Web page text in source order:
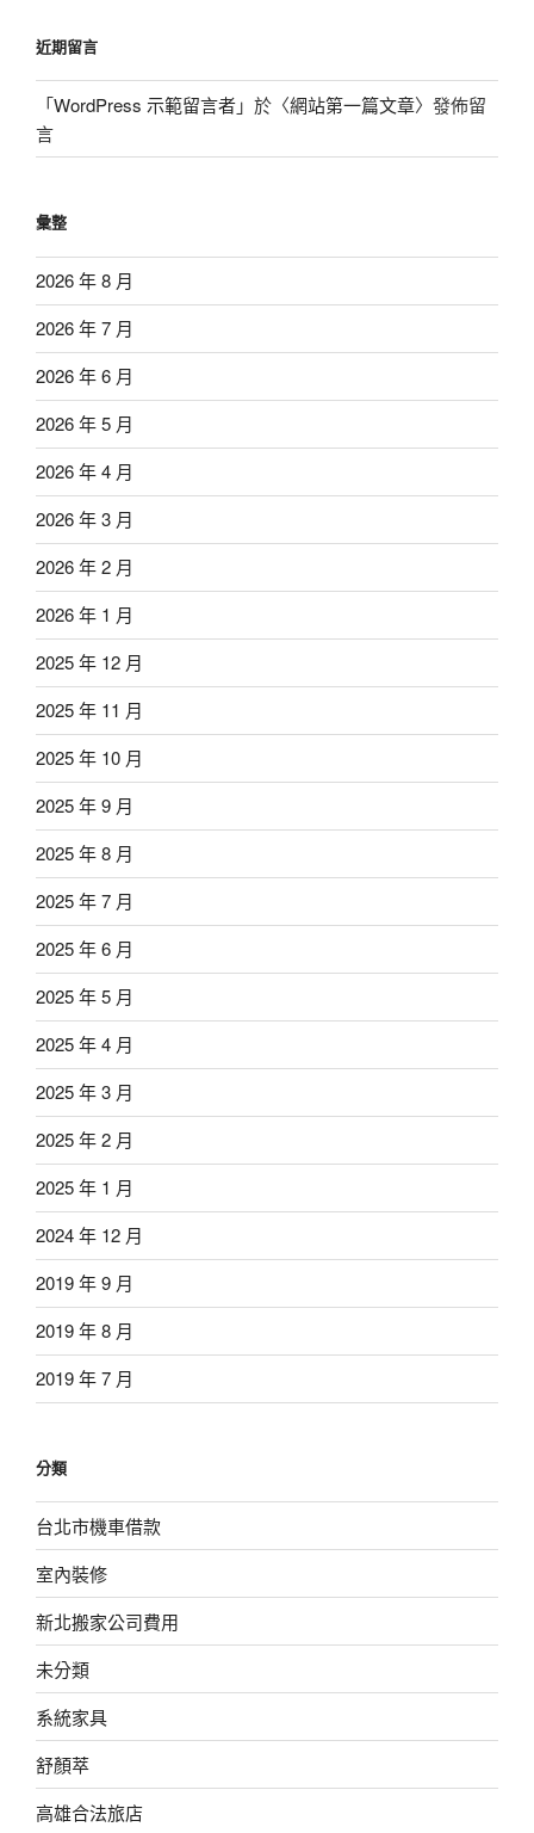
近期留言
「WordPress 示範留言者」於〈網站第一篇文章〉發佈留
言
彙整
2026 年 8 月
2026 年 7 月
2026 年 6 月
2026 年 5 月
2026 年 4 月
2026 年 3 月
2026 年 2 月
2026 年 1 月
2025 年 12 月
2025 年 11 月
2025 年 10 月
2025 年 9 月
2025 年 8 月
2025 年 7 月
2025 年 6 月
2025 年 5 月
2025 年 4 月
2025 年 3 月
2025 年 2 月
2025 年 1 月
2024 年 12 月
2019 年 9 月
2019 年 8 月
2019 年 7 月
分類
台北市機車借款
室內裝修
新北搬家公司費用
未分類
系統家具
舒顏萃
高雄合法旅店